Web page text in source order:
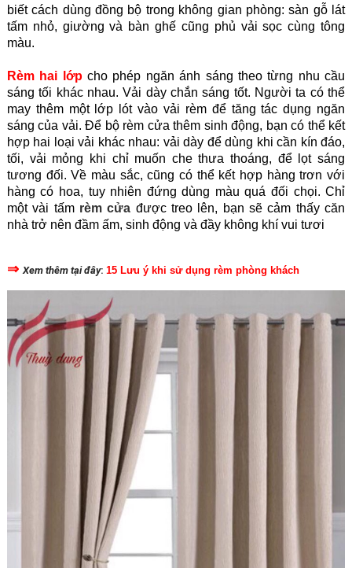
biết cách dùng đồng bộ trong không gian phòng: sàn gỗ lát
tấm nhỏ, giường và bàn ghế cũng phủ vải sọc cùng tông
màu.
Rèm hai lớpcho phép ngăn ánh sáng theo từng nhu cầu
sáng tối khác nhau. Vải dày chắn sáng tốt. Người ta có thể
may thêm một lớp lót vào vải rèm để tăng tác dụng ngăn
sáng của vải. Để bộ rèm cửa thêm sinh động, bạn có thể kết
hợp hai loại vải khác nhau: vải dày để dùng khi cần kín đáo,
tối, vải mỏng khi chỉ muốn che thưa thoáng, để lọt sáng
tương đối. Về màu sắc, cũng có thể kết hợp hàng trơn với
hàng có hoa, tuy nhiên đứng dùng màu quá đối chọi. Chỉ
một vài tấm rèm cửa được treo lên, bạn sẽ cảm thấy căn
nhà trở nên đầm ấm, sinh động và đầy không khí vui tươi
⇒Xem thêm tại đây: 15 Lưu ý khi sử dụng rèm phòng khách